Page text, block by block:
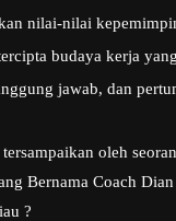
nilai-nilai
budaya kerja
jawab, dan
oleh
Bernama Coach Dian
?